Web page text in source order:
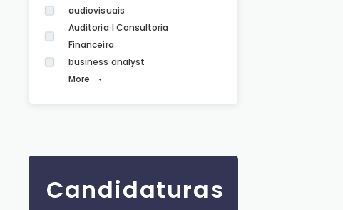
audiovisuais
Auditoria | Consultoria
Financeira
business analyst
More
Candidaturas